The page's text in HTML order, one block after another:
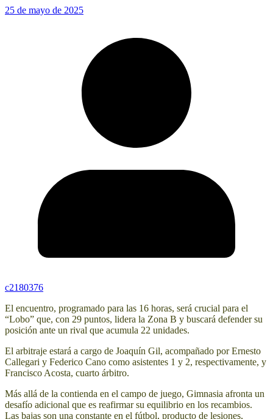
25 de mayo de 2025
c2180376
El encuentro, programado para las 16 horas, será crucial para el
“Lobo” que, con 29 puntos, lidera la Zona B y buscará defender su
posición ante un rival que acumula 22 unidades.
El arbitraje estará a cargo de Joaquín Gil, acompañado por Ernesto
Callegari y Federico Cano como asistentes 1 y 2, respectivamente, y
Francisco Acosta, cuarto árbitro.
Más allá de la contienda en el campo de juego, Gimnasia afronta un
desafío adicional que es reafirmar su equilibrio en los recambios.
Las bajas son una constante en el fútbol, producto de lesiones,